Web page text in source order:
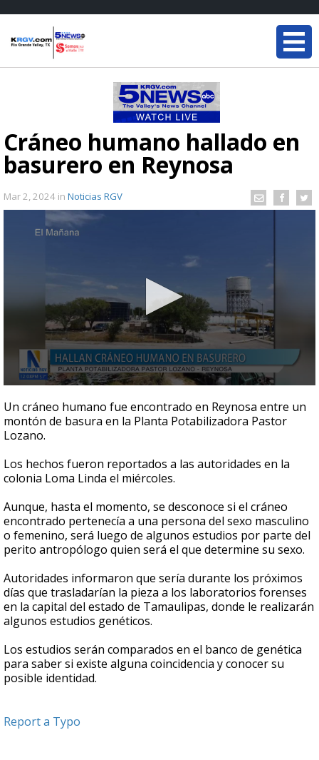
Cráneo humano hallado en
basurero en Reynosa
Mar 2, 2024 in Noticias RGV
seconds
of
44
seconds
Un cráneo humano fue encontrado en Reynosa entre un
montón de basura en la Planta Potabilizadora Pastor
Lozano.
Los hechos fueron reportados a las autoridades en la
colonia Loma Linda el miércoles.
Aunque, hasta el momento, se desconoce si el cráneo
encontrado pertenecía a una persona del sexo masculino
o femenino, será luego de algunos estudios por parte del
perito antropólogo quien será el que determine su sexo.
Autoridades informaron que sería durante los próximos
días que trasladarían la pieza a los laboratorios forenses
en la capital del estado de Tamaulipas, donde le realizarán
algunos estudios genéticos.
Los estudios serán comparados en el banco de genética
para saber si existe alguna coincidencia y conocer su
posible identidad.
Report a Typo